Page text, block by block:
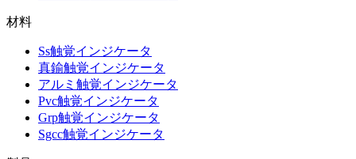
材料
Ss触覚インジケータ
真鍮触覚インジケータ
アルミ触覚インジケータ
Pvc触覚インジケータ
Grp触覚インジケータ
Sgcc触覚インジケータ